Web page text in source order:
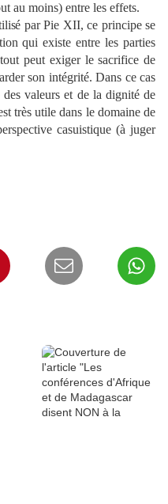
au moins) entre les effets.
par Pie XII, ce principe se
qui existe entre les parties
peut exiger le sacrifice de
son intégrité. Dans ce cas
valeurs et de la dignité de
très utile dans le domaine de
casuistique (à juger